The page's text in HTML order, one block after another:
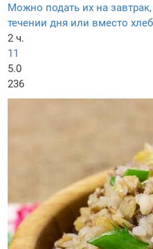
Можно подать их на
течении дня или вместо
2 ч.
11
5.0
236